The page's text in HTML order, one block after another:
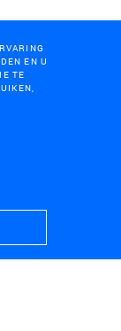
EN U
TE